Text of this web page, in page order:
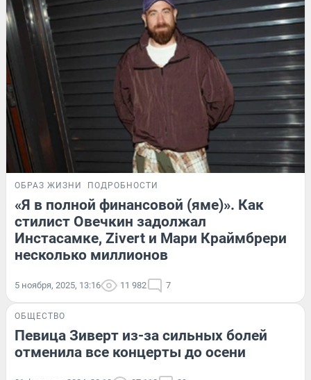
ОБРАЗ ЖИЗНИ ПОДРОБНОСТИ
«Я в полной финансовой (яме)». Как
стилист Овечкин задолжал
Инстасамке, Zivert и Мари Краймбрери
несколько миллионов
5 ноября, 2025, 13:16 11 982 7
ОБЩЕСТВО
Певица Зиверт из-за сильных болей
отменила все концерты до осени